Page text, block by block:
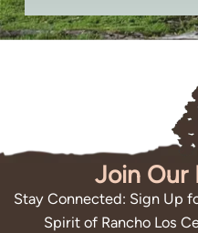
Join Our
Stay Connected: Sign Up
Spirit of Rancho Los